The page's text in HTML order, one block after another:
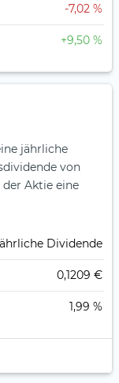
-7,02 %
+9,50 %
jährliche
von
Aktie eine
Dividende
0,1209 €
1,99 %